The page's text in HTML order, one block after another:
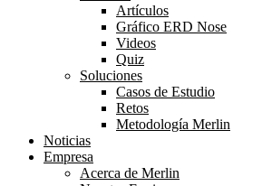
Artículos
Gráfico ERD Nose
Videos
Quiz
Soluciones
Casos de Estudio
Retos
Metodología Merlin
Noticias
Empresa
Acerca de Merlin